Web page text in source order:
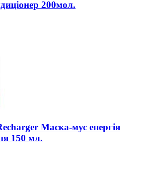
200мол.
Маска-мус енергія
150 мл.